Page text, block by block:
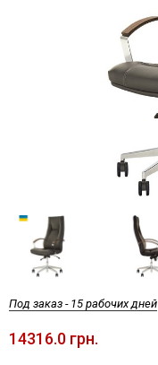
Под заказ - 15 рабочих дней
14316.0 грн.